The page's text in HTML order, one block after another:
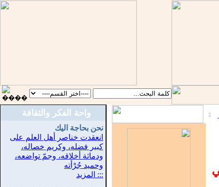
واحة الفكر والثقافة
نحن بحاجة اليك
انعقدت خناصر أهل العلم على
كبير فضله، وكريم خصاله،
ودماثة أخلاقه، وجمّ تواضعه،
وحميد جُرْأته
::: المزيد